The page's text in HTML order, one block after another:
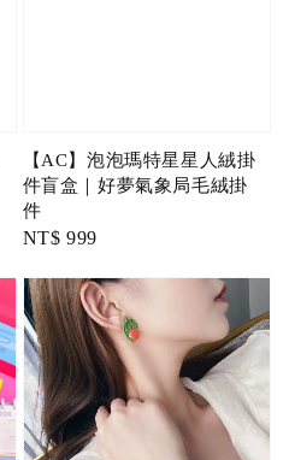
【AC】泡泡瑪特星星人絨掛
件盲盒｜好夢氣象局毛絨掛
件
Regular
NT$ 999